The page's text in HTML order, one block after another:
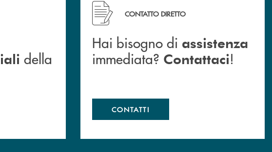
filiali della Bcc.
della
Hai bisogno di assistenza immediata? Contattaci !
CONTATTO DIRETTO
Hai bisogno di assistenza
immediata? Contattaci!
CONTATTI